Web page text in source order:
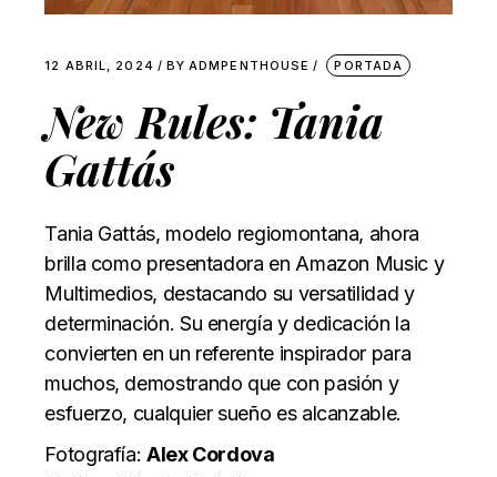
12 ABRIL, 2024 BY ADMPENTHOUSE PORTADA
New Rules: Tania
Gattás
Tania Gattás, modelo regiomontana, ahora
brilla como presentadora en Amazon Music y
Multimedios, destacando su versatilidad y
determinación. Su energía y dedicación la
convierten en un referente inspirador para
muchos, demostrando que con pasión y
esfuerzo, cualquier sueño es alcanzable.
Fotografía: Alex Cordova